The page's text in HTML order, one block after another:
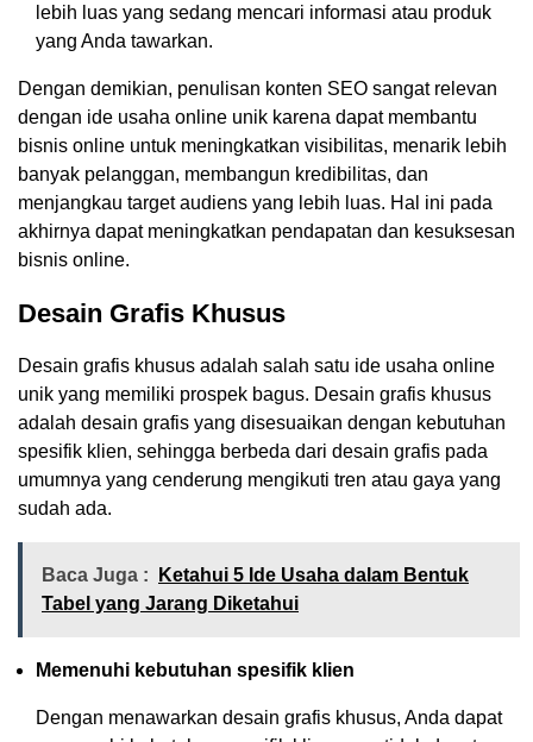
lebih luas yang sedang mencari informasi atau produk
yang Anda tawarkan.
Dengan demikian, penulisan konten SEO sangat relevan
dengan ide usaha online unik karena dapat membantu
bisnis online untuk meningkatkan visibilitas, menarik lebih
banyak pelanggan, membangun kredibilitas, dan
menjangkau target audiens yang lebih luas. Hal ini pada
akhirnya dapat meningkatkan pendapatan dan kesuksesan
bisnis online.
Desain Grafis Khusus
Desain grafis khusus adalah salah satu ide usaha online
unik yang memiliki prospek bagus. Desain grafis khusus
adalah desain grafis yang disesuaikan dengan kebutuhan
spesifik klien, sehingga berbeda dari desain grafis pada
umumnya yang cenderung mengikuti tren atau gaya yang
sudah ada.
Baca Juga :
Ketahui 5 Ide Usaha dalam Bentuk
Tabel yang Jarang Diketahui
Memenuhi kebutuhan spesifik klien
Dengan menawarkan desain grafis khusus, Anda dapat